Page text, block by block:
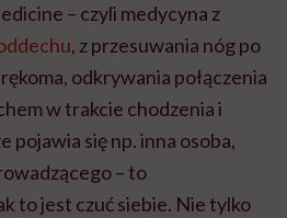
– czyli medycyna z
, z przesuwania nóg po
odkrywania połączenia
w trakcie chodzenia i
pojawia się np. inna osoba,
– to
to jest czuć siebie. Nie tylko